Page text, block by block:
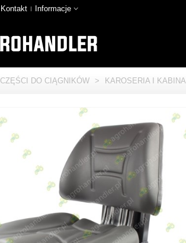
Kontakt Informacje
CZĘŚCI DO CIĄGNIKÓW > KAROSERIA I KABINA